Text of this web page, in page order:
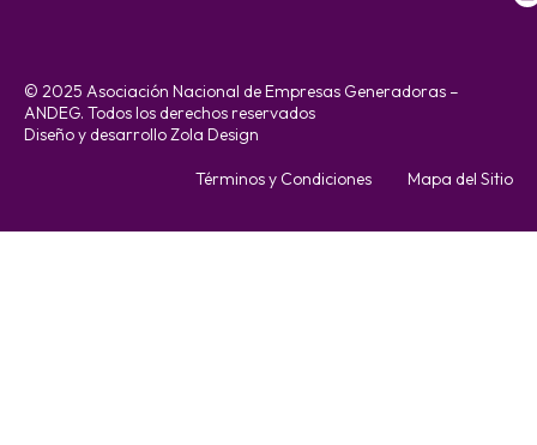
© 2025 Asociación Nacional de Empresas Generadoras –
ANDEG. Todos los derechos reservados
Diseño y desarrollo Zola Design
Términos y Condiciones Mapa del Sitio